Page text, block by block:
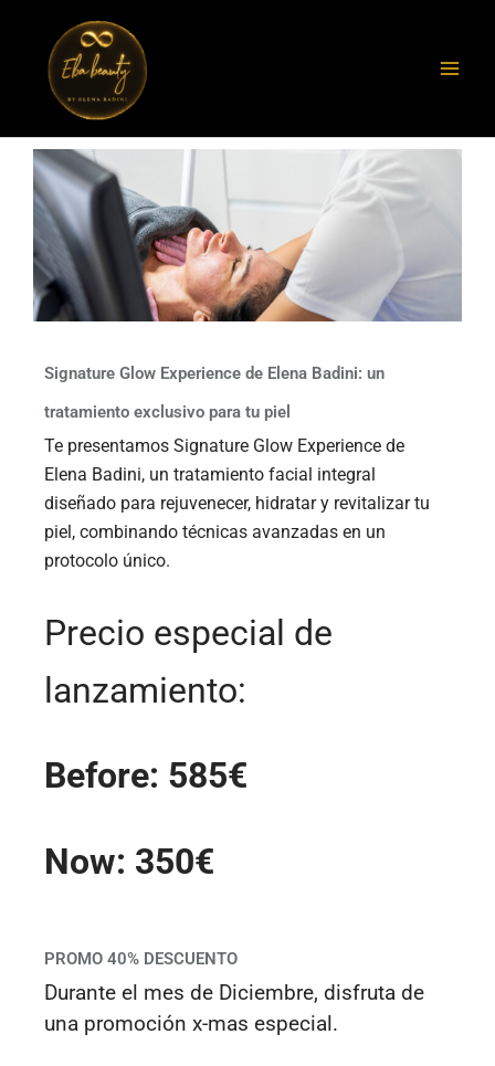
contenido
Signature Glow Experience de Elena Badini: un
tratamiento exclusivo para tu piel
Te presentamos Signature Glow Experience de
Elena Badini, un tratamiento facial integral
diseñado para rejuvenecer, hidratar y revitalizar tu
piel, combinando técnicas avanzadas en un
protocolo único.
Precio especial de
lanzamiento:
Before: 585€
Now: 350€
PROMO 40% DESCUENTO
Durante el mes de Diciembre, disfruta de
una promoción x-mas especial.